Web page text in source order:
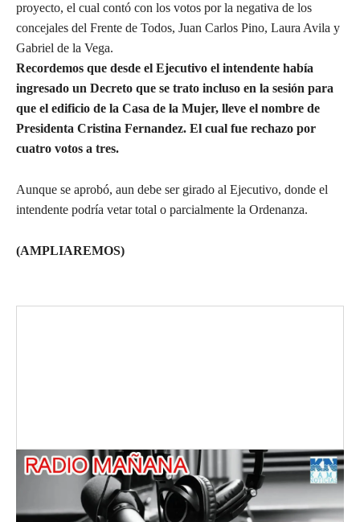
proyecto, el cual contó con los votos por la negativa de los
concejales del Frente de Todos, Juan Carlos Pino, Laura Avila y
Gabriel de la Vega.
Recordemos que desde el Ejecutivo el intendente había
ingresado un Decreto que se trato incluso en la sesión para
que el edificio de la Casa de la Mujer, lleve el nombre de
Presidenta Cristina Fernandez. El cual fue rechazo por
cuatro votos a tres.
Aunque se aprobó, aun debe ser girado al Ejecutivo, donde el
intendente podría vetar total o parcialmente la Ordenanza.
(AMPLIAREMOS)